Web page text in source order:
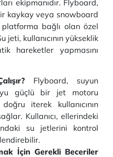
ekipmanıdır. Flyboard,
kaykay veya snowboard
bağlı olan özel
jeti, kullanıcının yükseklik
hareketler yapmasını
Flyboard, suyun
güçlü bir jet motoru
doğru iterek kullanıcının
Kullanıcı, ellerindeki
su jetlerini kontrol
İçin Gerekli Beceriler